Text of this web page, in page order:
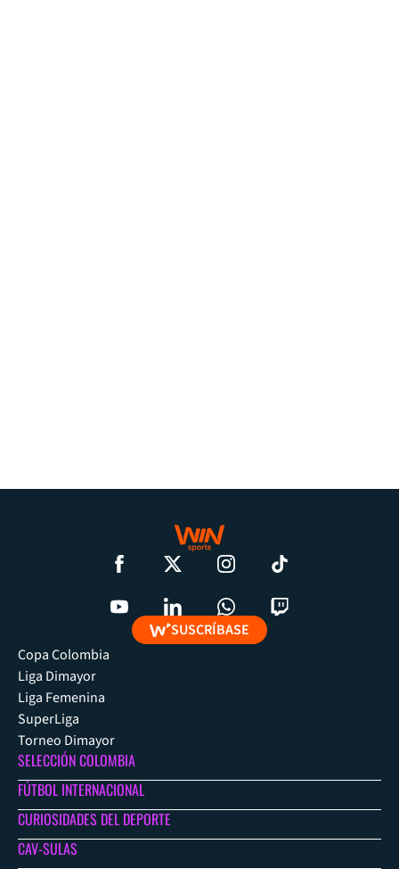
SUSCRÍBASE
Copa Colombia
Liga Dimayor
Liga Femenina
SuperLiga
Torneo Dimayor
SELECCIÓN COLOMBIA
FÚTBOL INTERNACIONAL
CURIOSIDADES DEL DEPORTE
CAV-SULAS